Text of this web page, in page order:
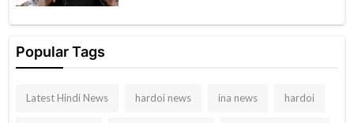
Popular Tags
Latest Hindi News hardoi news ina news hardoi